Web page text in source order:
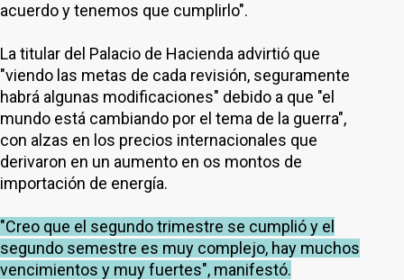
acuerdo y tenemos que cumplirlo".
La titular del Palacio de Hacienda advirtió que
"viendo las metas de cada revisión, seguramente
habrá algunas modificaciones" debido a que "el
mundo está cambiando por el tema de la guerra",
con alzas en los precios internacionales que
derivaron en un aumento en os montos de
importación de energía.
"Creo que el segundo trimestre se cumplió y el
segundo semestre es muy complejo, hay muchos
vencimientos y muy fuertes", manifestó.